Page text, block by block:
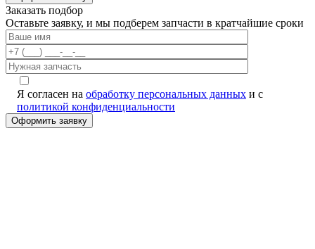
Заказать подбор
Оставьте заявку, и мы подберем запчасти в кратчайшие сроки
Я согласен на обработку персональных данных и с
политикой конфиденциальности